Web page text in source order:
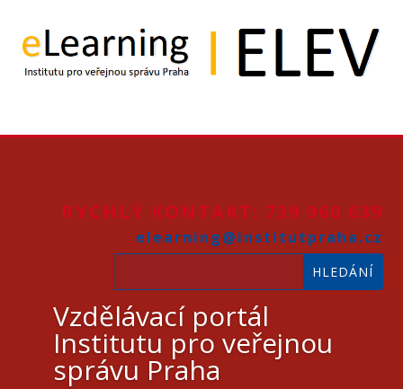
RYCHLÝ KONTAKT: 739 960 639
elearning@institutpraha.cz
Vzdělávací portál
Institutu pro veřejnou
správu Praha